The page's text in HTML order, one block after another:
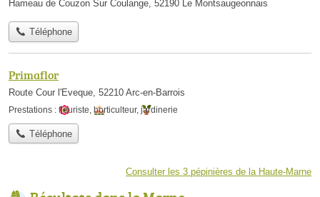
Hameau de Couzon Sur Coulange, 52190 Le Montsaugeonnais
Téléphone
Primaflor
Route Cour l'Eveque, 52210 Arc-en-Barrois
Prestations : fleuriste horticulteur, jardinerie
Téléphone
Consulter les 3 pépinières de la Haute-Marne